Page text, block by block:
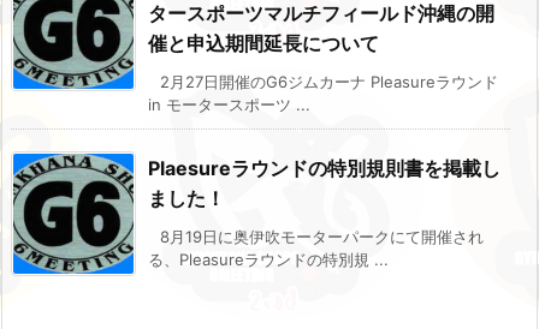
タースポーツマルチフィールド沖縄の開
催と申込期間延長について
2月27日開催のG6ジムカーナ Pleasureラウンド
in モータースポーツ ...
Plaesureラウンドの特別規則書を掲載し
ました！
8月19日に奥伊吹モーターパークにて開催され
る、Pleasureラウンドの特別規 ...